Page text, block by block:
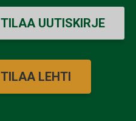
TILAA UUTISKIRJE
TILAA LEHTI